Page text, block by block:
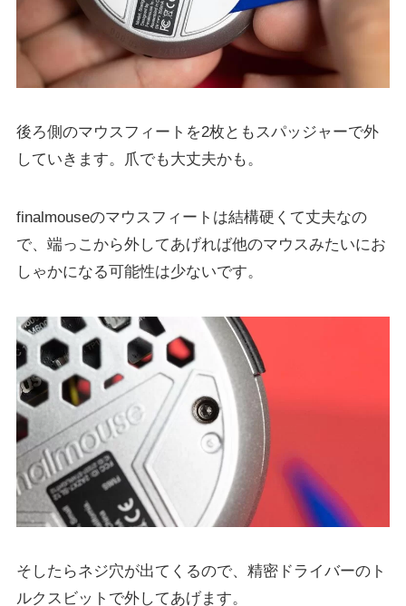
後ろ側のマウスフィートを2枚ともスパッジャーで外
していきます。爪でも大丈夫かも。
finalmouseのマウスフィートは結構硬くて丈夫なの
で、端っこから外してあげれば他のマウスみたいにお
しゃかになる可能性は少ないです。
そしたらネジ穴が出てくるので、精密ドライバーのト
ルクスビットで外してあげます。